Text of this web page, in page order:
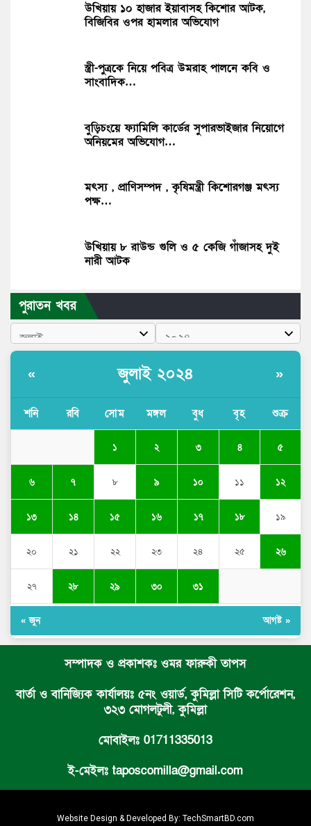
উখিয়ায় ১০ হাজার ইয়াবাসহ কিশোর আটক,
বিজিবির ওপর হামলার অভিযোগ
স্ত্রী-পুত্রকে নিয়ে পবিত্র উমরাহ পালনে কবি ও
সাংবাদিক…
বুড়িচংয়ে ফ্যামিলি কার্ডের সুপারভাইজার নিয়োগে
অনিয়মের অভিযোগ…
মৎস্য , প্রাণিসম্পদ , কৃষিমন্ত্রী কিশোরগঞ্জ মৎস্য
পক্ষ…
উখিয়ায় ৮ রাউন্ড গুলি ও ৫ কেজি গাঁজাসহ দুই
নারী আটক
পুরাতন খবর
« জুলাই ২০২৪ »
শনি রবি সোম মঙ্গল বুধ বৃহ শুক্র
১ ২ ৩ ৪ ৫
৬ ৭ ৮ ৯ ১০ ১১ ১২
১৩ ১৪ ১৫ ১৬ ১৭ ১৮ ১৯
২০ ২১ ২২ ২৩ ২৪ ২৫ ২৬
২৭ ২৮ ২৯ ৩০ ৩১
« জুন আগষ্ট »
সম্পাদক ও প্রকাশকঃ ওমর ফারুকী তাপস
বার্তা ও বানিজ্যিক কার্যালয়ঃ ৫নং ওয়ার্ড, কুমিল্লা সিটি কর্পোরেশন,
৩২৩ মোগলটুলী, কুমিল্লা
মোবাইলঃ 01711335013
ই-মেইলঃ taposcomilla@gmail.com
Website Design & Developed By: TechSmartBD.com